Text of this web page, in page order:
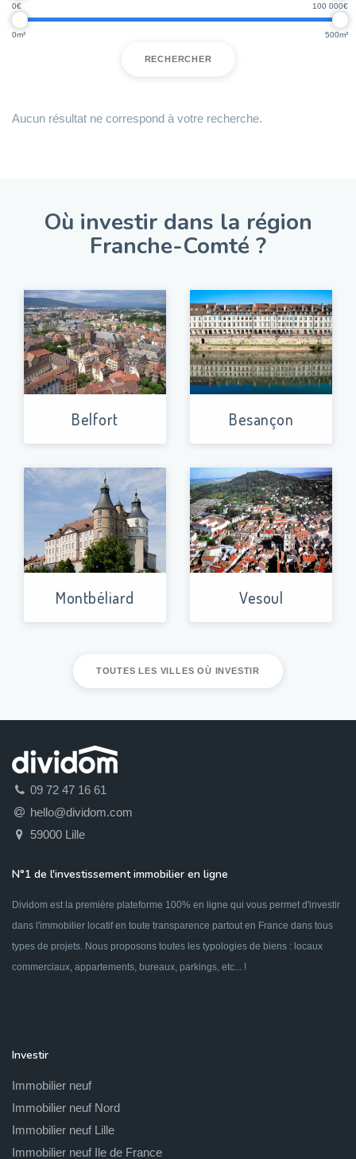
0 100 000
0 500
RECHERCHER
Aucun résultat ne correspond à votre recherche.
Où investir dans la région
Franche-Comté ?
Belfort Besançon
Montbéliard Vesoul
TOUTES LES VILLES OÙ INVESTIR
09 72 47 16 61
hello@dividom.com
59000 Lille
N°1 de l'investissement immobilier en ligne
Dividom est la première plateforme 100% en ligne qui vous permet d'investir
dans l'immobilier locatif en toute transparence partout en France dans tous
types de projets. Nous proposons toutes les typologies de biens : locaux
commerciaux, appartements, bureaux, parkings, etc... !
Investir
Immobilier neuf
Immobilier neuf Nord
Immobilier neuf Lille
Immobilier neuf Ile de France